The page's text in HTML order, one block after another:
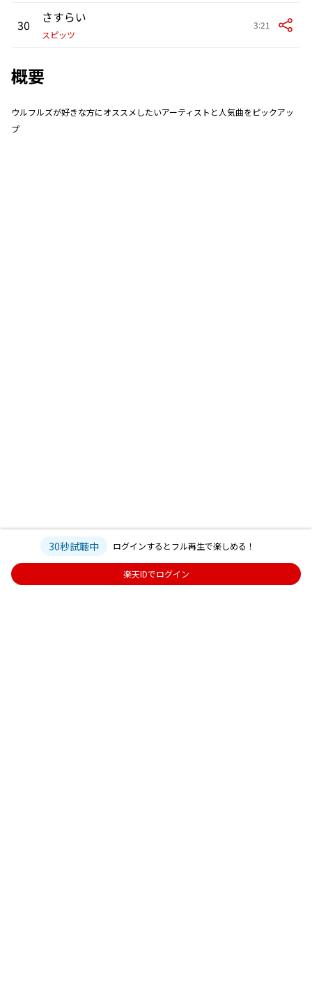
30 さすらい
スピッツ
3:21
概要
ウルフルズが好きな方にオススメしたいアーティストと人気曲をピックアッ
プ
30秒試聴中 ログインするとフル再生で楽しめる！
楽天IDでログイン